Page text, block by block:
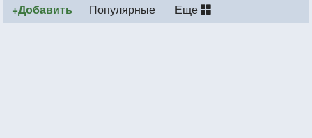
+Добавить Популярные Еще